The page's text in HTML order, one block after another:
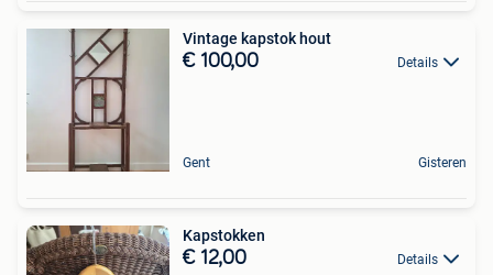
Vintage kapstok hout
€ 100,00 Details
Gent Gisteren
Kapstokken
€ 12,00 Details